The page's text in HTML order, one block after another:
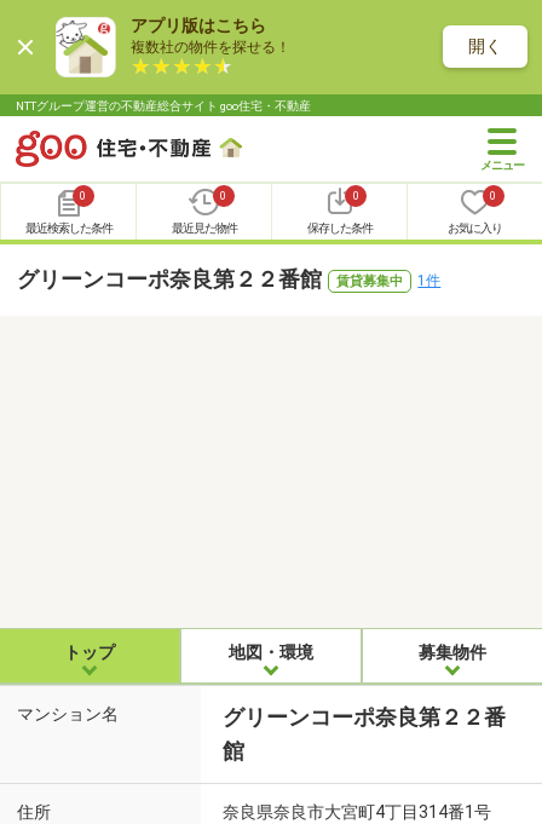
アプリ版はこちら
複数社の物件を探せる！ 開く
NTTグループ運営の不動産総合サイト goo住宅・不動産
0
最近検索した条件
0
最近見た物件
0
保存した条件
0
お気に入り
グリーンコーポ奈良第２２番館 賃貸募集中 1件
トップ 地図・環境 募集物件
マンション名
グリーンコーポ奈良第２２番
館
住所 奈良県奈良市大宮町4丁目314番1号